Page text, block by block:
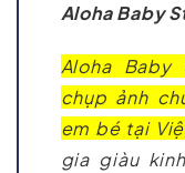
Aloha Baby
Aloha
chụp ảnh
em bé tại
gia giàu